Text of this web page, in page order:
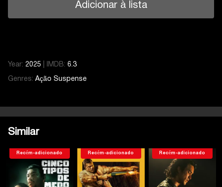
Adicionar à lista
Year: 2025 IMDB: 6.3
Genres: Ação Suspense
Similar
Recém-adicionado Recém-adicionado Recém-adicionado